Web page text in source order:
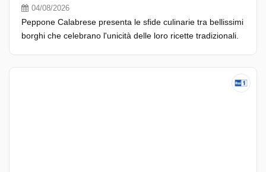
04/08/2026
Peppone Calabrese presenta le sfide culinarie tra bellissimi
borghi che celebrano l'unicità delle loro ricette tradizionali.